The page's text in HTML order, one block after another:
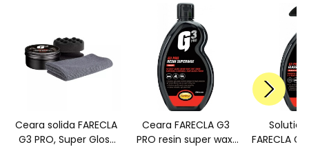
Ceara solida FARECLA
G3 PRO, Super Gloss
Ceara FARECLA G3
PRO resin super wax,
Solutie
FARECLA